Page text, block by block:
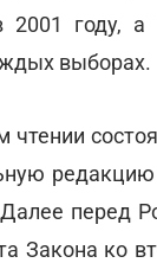
году, а
выборах.
чтении
перед
Закона ко